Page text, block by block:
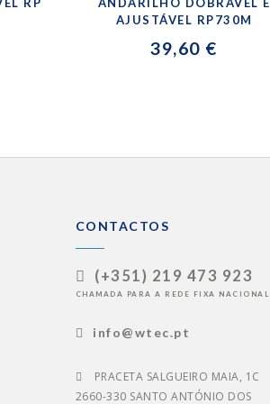
AJUSTÁVEL RP730M
39,60 €
CONTACTOS
(+351) 219 473 923
CHAMADA PARA A REDE FIXA NACIONAL
info@wtec.pt
PRACETA SALGUEIRO MAIA, 1C
2660-330 SANTO ANTÓNIO DOS